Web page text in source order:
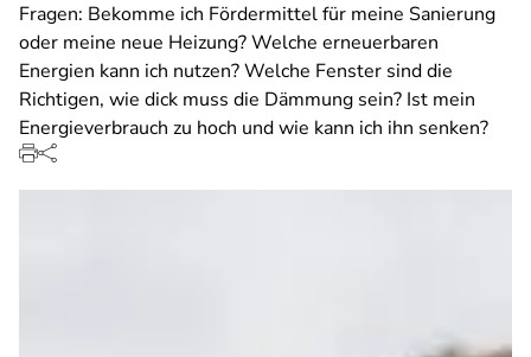
Fragen: Bekomme ich Fördermittel für meine Sanierung
oder meine neue Heizung? Welche erneuerbaren
Energien kann ich nutzen? Welche Fenster sind die
Richtigen, wie dick muss die Dämmung sein? Ist mein
Energieverbrauch zu hoch und wie kann ich ihn senken?